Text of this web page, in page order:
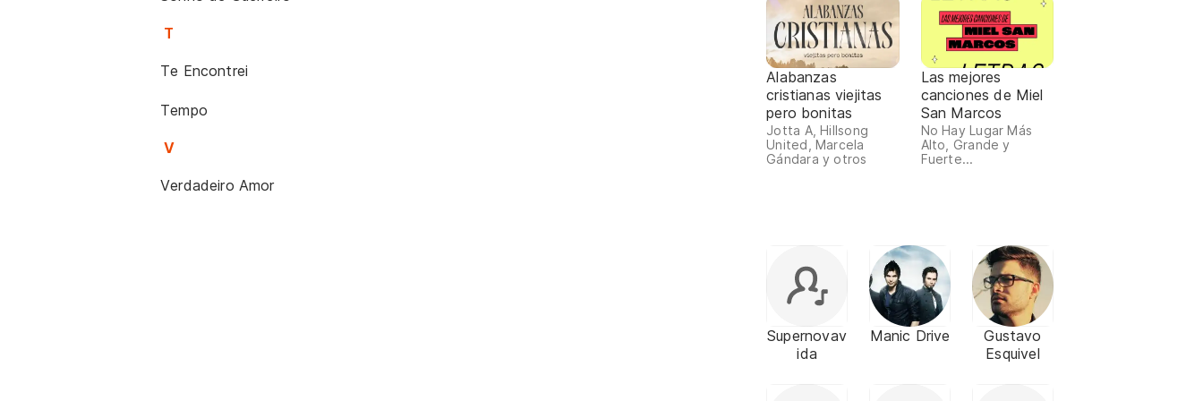
T
Te Encontrei
Tempo
V
Verdadeiro Amor
Alabanzas
cristianas viejitas
pero bonitas
Jotta A, Hillsong
United, Marcela
Gándara y otros
Las mejores
canciones de Miel
San Marcos
No Hay Lugar Más
Alto, Grande y
Fuerte...
Supernovav
ida
Manic Drive
Gustavo
Esquivel